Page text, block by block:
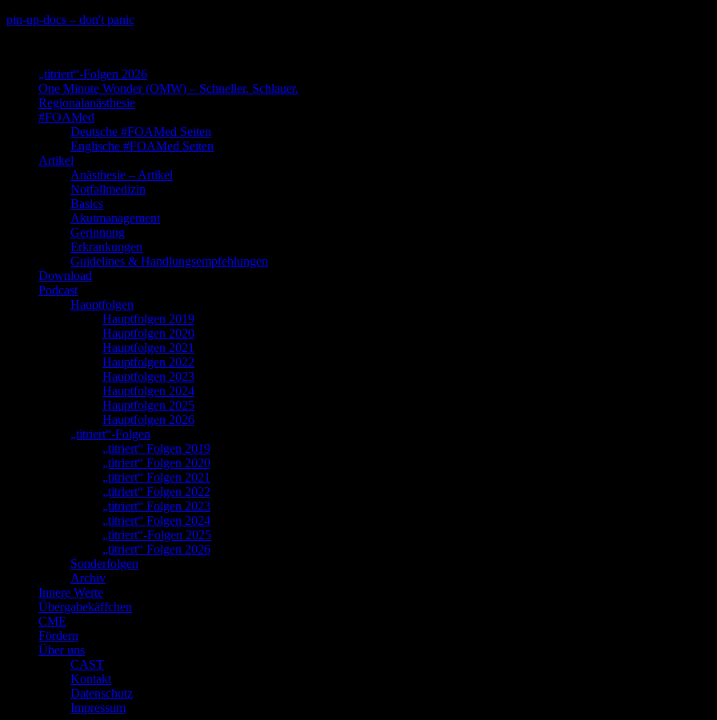
Skip
pin-up-docs – don't panic
„titriert“-Folgen 2026
One Minute Wonder (OMW) – Schneller. Schlauer.
Regionalanästhesie
#FOAMed
Deutsche #FOAMed Seiten
Englische #FOAMed Seiten
Artikel
Anästhesie – Artikel
Notfallmedizin
Basics
Akutmanagement
Gerinnung
Erkrankungen
Guidelines & Handlungsempfehlungen
Download
Podcast
Hauptfolgen
Hauptfolgen 2019
Hauptfolgen 2020
Hauptfolgen 2021
Hauptfolgen 2022
Hauptfolgen 2023
Hauptfolgen 2024
Hauptfolgen 2025
Hauptfolgen 2026
„titriert“-Folgen
„titriert“ Folgen 2019
„titriert“ Folgen 2020
„titriert“ Folgen 2021
„titriert“ Folgen 2022
„titriert“ Folgen 2023
„titriert“ Folgen 2024
„titriert“-Folgen 2025
„titriert“ Folgen 2026
Sonderfolgen
Archiv
Innere Werte
Übergabekäffchen
CME
Fördern
Über uns
CAST
Kontakt
Datenschutz
Impressum